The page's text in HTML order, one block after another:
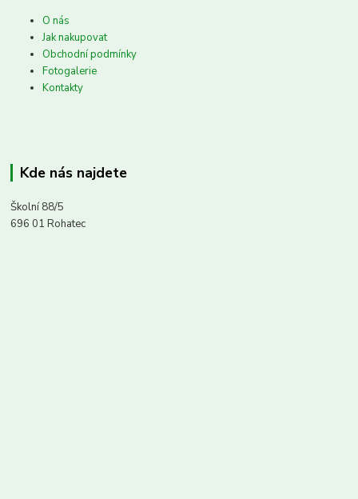
O nás
Jak nakupovat
Obchodní podmínky
Fotogalerie
Kontakty
Kde nás najdete
Školní 88/5
696 01 Rohatec